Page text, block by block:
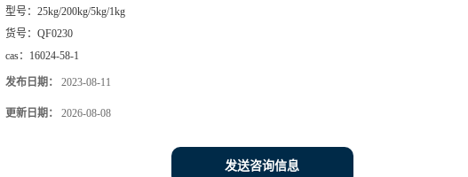
型号： 25kg/200kg/5kg/1kg
货号： QF0230
cas： 16024-58-1
发布日期： 2023-08-11
更新日期： 2026-08-08
发送咨询信息